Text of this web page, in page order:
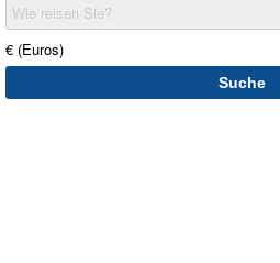
Wie reisen Sie?
€ (Euros)
Suche